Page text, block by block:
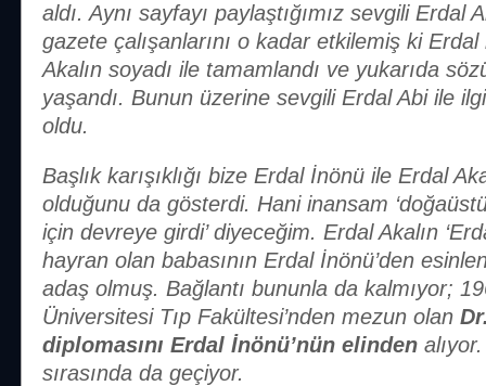
aldı. Aynı sayfayı paylaştığımız sevgili Erdal
gazete çalışanlarını o kadar etkilemiş ki
Akalın soyadı ile tamamlandı ve yukarıda
yaşandı. Bunun üzerine sevgili Erdal Abi ile
oldu.
Başlık karışıklığı bize Erdal İnönü ile Erdal
olduğunu da gösterdi. Hani inansam
için devreye girdi’ diyeceğim. Erdal Akalın
hayran olan babasının Erdal İnönü’den
adaş olmuş. Bağlantı bununla da kalmıyor;
Üniversitesi Tıp Fakültesi’nden mezun olan
diplomasını Erdal İnönü’nün elinden
sırasında da geçiyor.